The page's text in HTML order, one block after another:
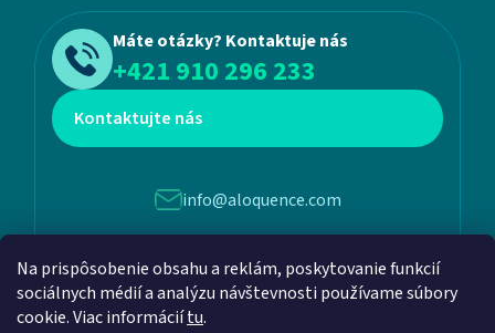
Na prispôsobenie obsahu a reklám, poskytovanie funkcií
sociálnych médií a analýzu návštevnosti používame súbory
cookie. Viac informáciítu.
Máte otázky? Kontaktuje nás
+421 910 296 233
Kontaktujte nás
info@aloquence.com
Martina Benku 6, 952 01, Vráble